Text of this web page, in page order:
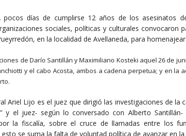
días de cumplirse 12 años de los asesinatos
sociales, políticas y culturales convocaron
en la localidad de Avellaneda, para
de Darío Santillán y Maximiliano Kosteki aquel 26 de
y el cabo Acosta, ambos a cadena perpetua; y en la
Ariel Lijo es el juez que dirigió las investigaciones de la
y el juez- según lo conversado con Alberto
la fiscalía, sobre el cruce de llamadas entre los
esto se suma la falta de voluntad política de avanzar en la